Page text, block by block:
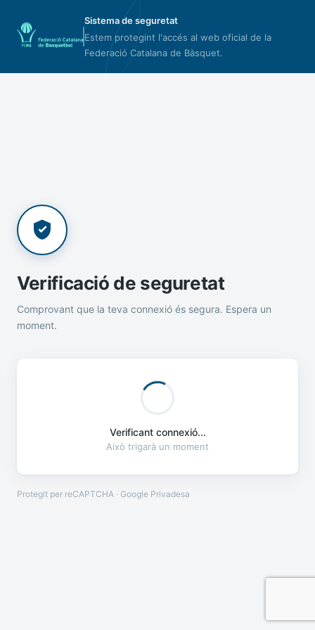
Sistema de seguretat
Estem protegint l'accés al web oficial de la
Federació Catalana de Bàsquet.
Verificació de seguretat
Comprovant que la teva connexió és segura. Espera un
moment.
Verificant connexió...
Això trigarà un moment
Protegit per reCAPTCHA · Google Privadesa